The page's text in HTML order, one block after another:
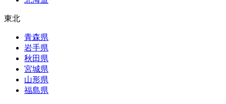
東北
青森県
岩手県
秋田県
宮城県
山形県
福島県